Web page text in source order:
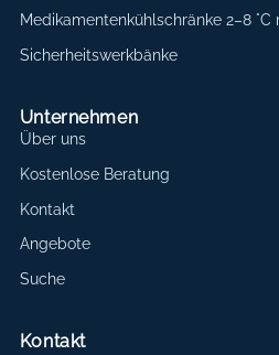
Medikamentenkühlschränke 2–8 °C
Sicherheitswerkbänke
Unternehmen
Über uns
Kostenlose Beratung
Kontakt
Angebote
Suche
Kontakt